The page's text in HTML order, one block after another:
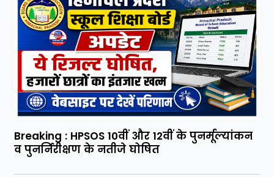
Breaking : HPSOS 10वीं और 12वीं के पुनर्मूल्यांकन
व पुनर्निरीक्षण के नतीजे घोषित